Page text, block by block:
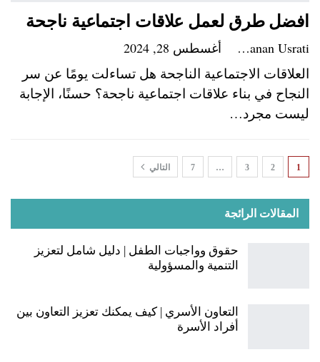
افضل طرق لعمل علاقات اجتماعية ناجحة
Hanan Usrati أغسطس 28, 2024
العلاقات الاجتماعية الناجحة هل تساءلت يومًا عن سر
النجاح في بناء علاقات اجتماعية ناجحة؟ حسنًا، الإجابة
ليست مجرد…
1
2
3
…
7 التالي
المقالات الرائجة
حقوق وواجبات الطفل | دليل شامل لتعزيز
التنمية والمسؤولية
التعاون الأسري | كيف يمكنك تعزيز التعاون بين
أفراد الأسرة